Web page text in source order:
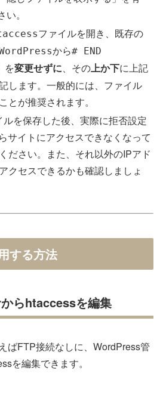
。
ファイルを開き、既存の
から# END
を変更せずに、その上か下に上記
します。一般的には、ファイル
とが推奨されます。
ルを保存した後、実際に拒否設定
サイトにアクセスできなくなって
ださい。また、それ以外のIPアド
クセスできるかも確認しましょ
する方法
らhtaccessを編集
ばFTP接続なしに、WordPress管
を編集できます。